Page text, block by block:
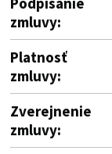
zmluvy:
Platnosť
zmluvy:
Zverejnenie
zmluvy: